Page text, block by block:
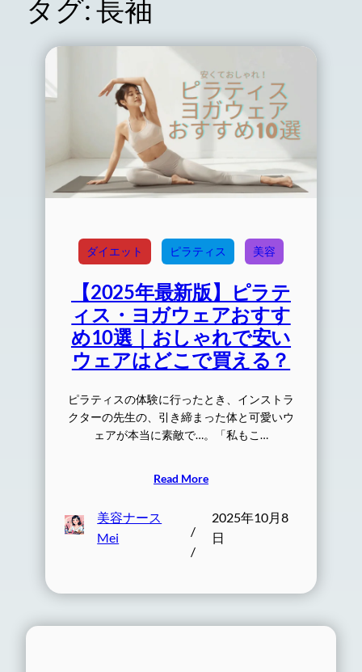
タグ:長袖
ダイエット ピラティス 美容
【2025年最新版】ピラテ
ィス・ヨガウェアおすす
め10選｜おしゃれで安い
ウェアはどこで買える？
ピラティスの体験に行ったとき、インストラ
クターの先生の、引き締まった体と可愛いウ
ェアが本当に素敵で…。「私もこ…
Read More
美容ナース
Mei
/
/
2025年10月8
日